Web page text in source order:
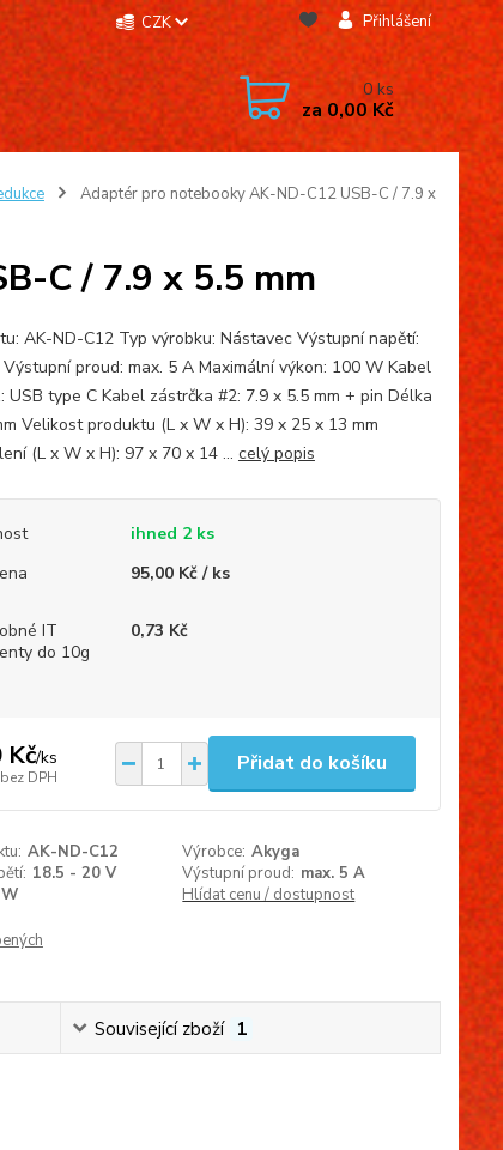
CZK Přihlášení
0ks
za0,00 Kč
Adaptér pro notebooky AK-ND-C12 USB-C / 7.9 x
C / 7.9 x 5.5 mm
AK-ND-C12 Typ výrobku: Nástavec Výstupní napětí:
proud: max. 5 A Maximální výkon: 100 W Kabel
USB type C Kabel zástrčka #2: 7.9 x 5.5 mm + pin Délka
Velikost produktu (L x W x H): 39 x 25 x 13 mm
(L x W x H): 97 x 70 x 14 ... celý popis
ihned 2 ks
95,00 Kč / ks
IT
do 10g
0,73 Kč
Kč/ks
bez DPH
Přidat do košíku
AK-ND-C12 Výrobce: Akyga
18.5 - 20 V Výstupní proud: max. 5 A
Hlídat cenu / dostupnost
Související zboží 1